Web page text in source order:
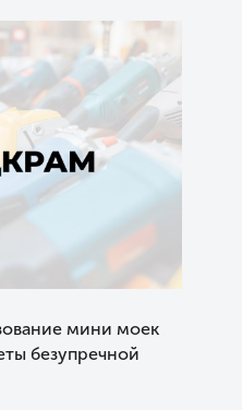
мини моек
безупречной